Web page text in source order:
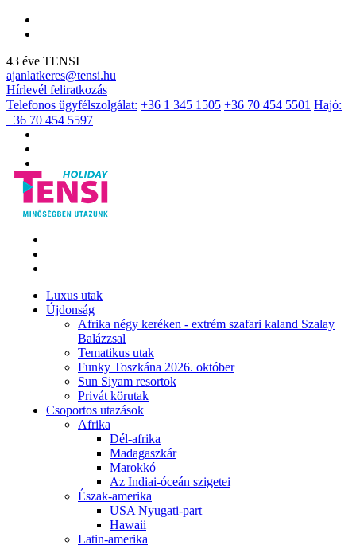
43 éve TENSI
ajanlatkeres@tensi.hu
Hírlevél feliratkozás
Telefonos ügyfélszolgálat: +36 1 345 1505 +36 70 454 5501 Hajó:
+36 70 454 5597
Luxus utak
Újdonság
Afrika négy keréken - extrém szafari kaland Szalay
Balázzsal
Tematikus utak
Funky Toszkána 2026. október
Sun Siyam resortok
Privát körutak
Csoportos utazások
Afrika
Dél-afrika
Madagaszkár
Marokkó
Az Indiai-óceán szigetei
Észak-amerika
USA Nyugati-part
Hawaii
Latin-amerika